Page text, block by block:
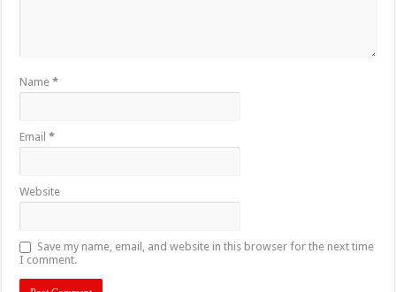
Name*
Email*
Website
Save my name, email, and website in this browser for the next time
I comment.